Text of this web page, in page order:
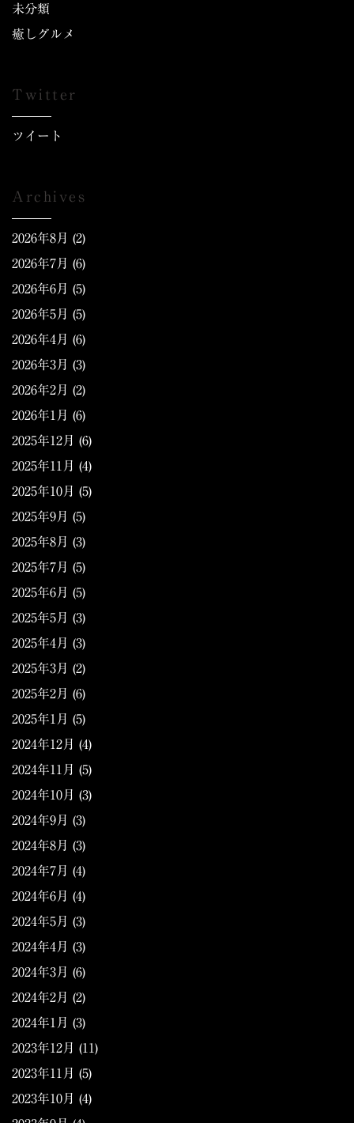
未分類
癒しグルメ
Twitter
ツイート
Archives
2026年8月 (2)
2026年7月 (6)
2026年6月 (5)
2026年5月 (5)
2026年4月 (6)
2026年3月 (3)
2026年2月 (2)
2026年1月 (6)
2025年12月 (6)
2025年11月 (4)
2025年10月 (5)
2025年9月 (5)
2025年8月 (3)
2025年7月 (5)
2025年6月 (5)
2025年5月 (3)
2025年4月 (3)
2025年3月 (2)
2025年2月 (6)
2025年1月 (5)
2024年12月 (4)
2024年11月 (5)
2024年10月 (3)
2024年9月 (3)
2024年8月 (3)
2024年7月 (4)
2024年6月 (4)
2024年5月 (3)
2024年4月 (3)
2024年3月 (6)
2024年2月 (2)
2024年1月 (3)
2023年12月 (11)
2023年11月 (5)
2023年10月 (4)